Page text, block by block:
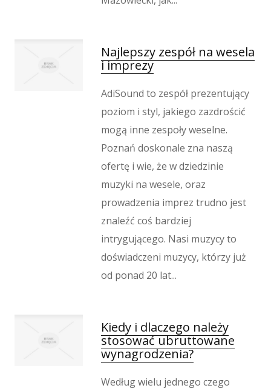
Wypoczynek
Dietetyka, Odchudzanie
Kosmetyki
Leczenie
Salony Kosmetyczne
Sprzęt Medyczny
Oprogramowanie
Oprogramowanie
Strony Internetowe
Kontakt
Najlepszy zespół na wesela
i imprezy
AdiSound to zespół prezentujący
poziom i styl, jakiego zazdrościć
mogą inne zespoły weselne.
Poznań doskonale zna naszą
ofertę i wie, że w dziedzinie
muzyki na wesele, oraz
prowadzenia imprez trudno jest
znaleźć coś bardziej
intrygującego. Nasi muzycy to
doświadczeni muzycy, którzy już
od ponad 20 lat...
Kiedy i dlaczego należy
stosować ubruttowane
wynagrodzenia?
Według wielu jednego czego